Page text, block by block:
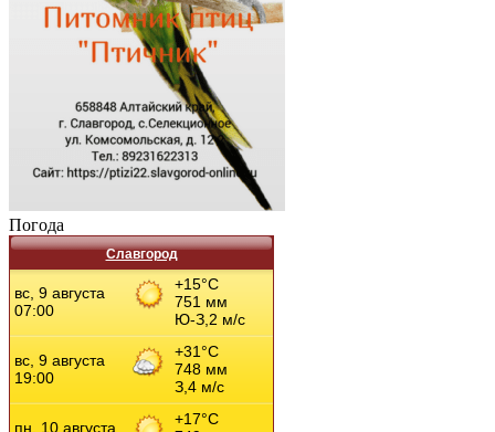
Погода
Славгород